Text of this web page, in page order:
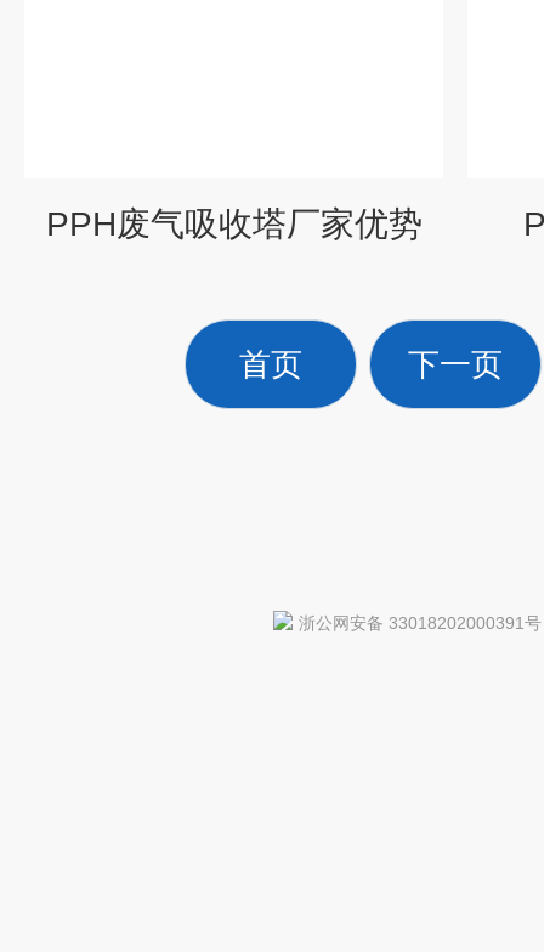
PPH废气吸收塔厂家优势
首页 下一页
浙公网安备 33018202000391号